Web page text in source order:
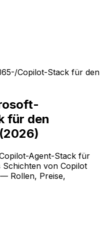
Copilot-Stack für den
für den
Agent-Stack für
Schichten von Copilot
Rollen, Preise,